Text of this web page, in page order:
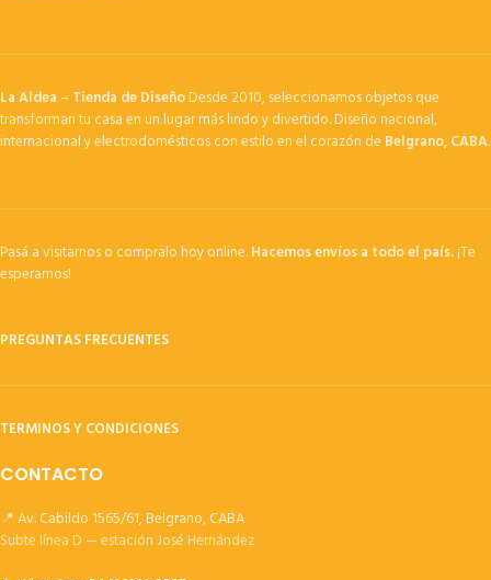
La Aldea – Tienda de DiseñoDesde 2010, seleccionamos objetos que
transforman tu casa en un lugar más lindo y divertido. Diseño nacional,
internacional y electrodomésticos con estilo en el corazón de Belgrano, CABA.
Pasá a visitarnos o compralo hoy online.Hacemos envíos a todo el país.¡Te
esperamos!
PREGUNTAS FRECUENTES
TERMINOS Y CONDICIONES
CONTACTO
📍 Av. Cabildo 1565/61, Belgrano, CABA
Subte línea D — estación José Hernández